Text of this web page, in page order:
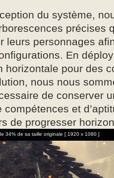
du système,
précises
leurs personnages
En
horizontale pour des
nous nous
de conserver
compétences et
de progresser
34% de sa taille originale [ 1920 x 1080 ]